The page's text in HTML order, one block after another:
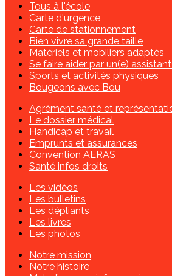
Tous à l'école
Carte d'urgence
Carte de stationnement
Bien vivre sa grande taille
Matériels et mobiliers adaptés
Se faire aider par un(e)
Sports et activités physiques
Bougeons avec Bou
Agrément santé et
Le dossier médical
Handicap et travail
Emprunts et assurances
Convention AERAS
Santé infos droits
Les vidéos
Les bulletins
Les dépliants
Les livres
Les photos
Notre mission
Notre histoire